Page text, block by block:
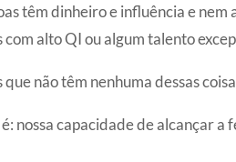
têm dinheiro e influência e
com alto QI ou algum talento
não têm nenhuma dessas
nossa capacidade de alcançar